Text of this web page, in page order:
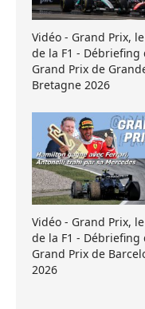
Vidéo - Grand Prix,
de la F1 - Débriefing
Grand Prix de
Bretagne 2026
Vidéo - Grand Prix,
de la F1 - Débriefing
Grand Prix de
2026